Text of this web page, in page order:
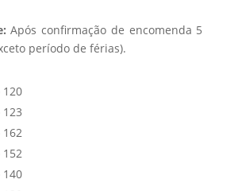
Após confirmação de encomenda 5
período de férias).